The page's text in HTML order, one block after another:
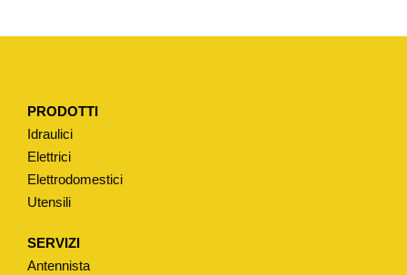
D
O
N
A
E
T
PRODOTTI
Idraulici
Elettrici
Elettrodomestici
Utensili
SERVIZI
Antennista